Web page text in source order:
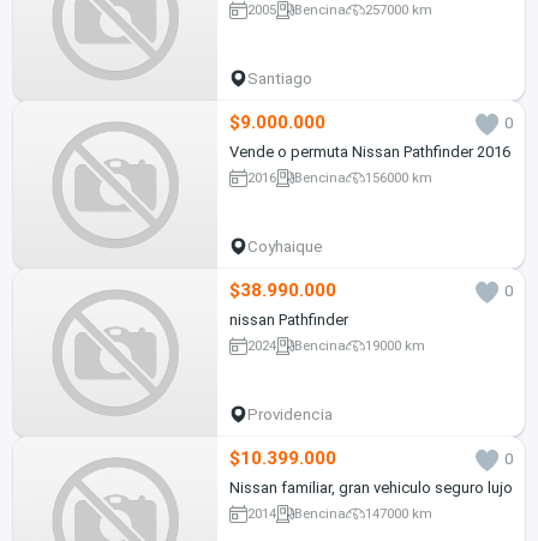
2005 Bencina 257000 km
Santiago
$9.000.000
0
Vende o permuta Nissan Pathfinder 2016
2016 Bencina 156000 km
Coyhaique
$38.990.000
0
nissan Pathfinder
2024 Bencina 19000 km
Providencia
$10.399.000
0
Nissan familiar, gran vehiculo seguro lujo
2014 Bencina 147000 km